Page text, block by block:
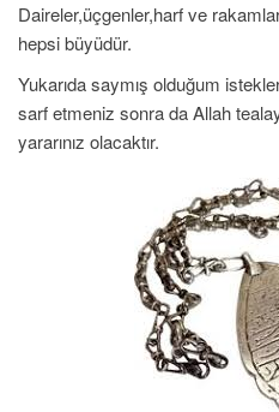
Daireler,üçgenler,harf ve
hepsi büyüdür.
Yukarıda saymış olduğum
sarf etmeniz sonra da Allah
yararınız olacaktır.